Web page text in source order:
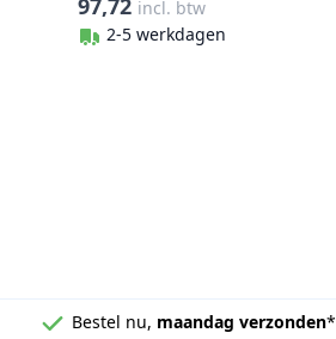
incl. btw
2-5 werkdagen
Bestel nu, maandag verzonden*